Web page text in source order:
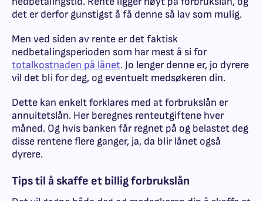
det er derfor gunstigst å få denne så lav som mulig.
Men ved siden av rente er det faktisk
nedbetalingsperioden som har mest å si for
totalkostnaden på lånet. Jo lenger denne er, jo dyrere
vil det bli for deg, og eventuelt medsøkeren din.
Dette kan enkelt forklares med at forbrukslån er
annuitetslån. Her beregnes renteutgiftene hver
måned. Og hvis banken får regnet på og belastet deg
disse rentene flere ganger, ja, da blir lånet også
dyrere.
Tips til å skaffe et billig forbrukslån